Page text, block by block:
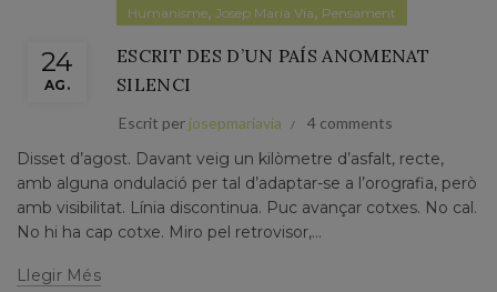
24
AG.
Humanisme, Josep Maria Via, Pensament
ESCRIT DES D’UN PAÍS ANOMENAT
SILENCI
Escrit per josepmariavia 4 comments
Disset d’agost. Davant veig un kilòmetre d’asfalt, recte,
amb alguna ondulació per tal d’adaptar-se a l’orografia, però
amb visibilitat. Línia discontinua. Puc avançar cotxes. No cal.
No hi ha cap cotxe. Miro pel retrovisor,...
Llegir Més